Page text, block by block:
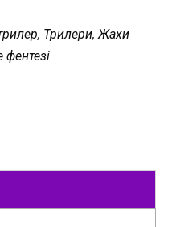
Трилери, Жахи
фентезі